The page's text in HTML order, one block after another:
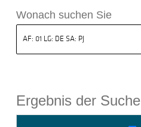
Wonach suchen Sie
Ergebnis der Suche